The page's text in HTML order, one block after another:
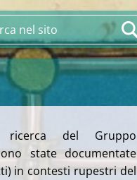
del Gruppo
state documentate
in contesti rupestri del